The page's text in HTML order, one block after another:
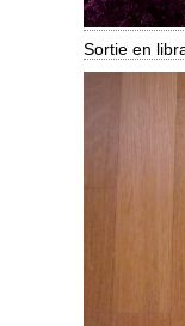
Sortie en